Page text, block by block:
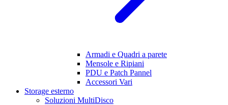
Armadi e Quadri a parete
Mensole e Ripiani
PDU e Patch Pannel
Accessori Vari
Storage esterno
Soluzioni MultiDisco